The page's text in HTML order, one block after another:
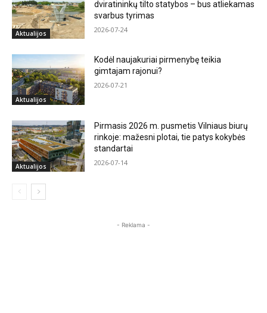
Aktualijos
dviratininkų tilto statybos – bus atliekamas
svarbus tyrimas
2026-07-24
Aktualijos
Kodėl naujakuriai pirmenybę teikia
gimtajam rajonui?
2026-07-21
Aktualijos
Pirmasis 2026 m. pusmetis Vilniaus biurų
rinkoje: mažesni plotai, tie patys kokybės
standartai
2026-07-14
- Reklama -